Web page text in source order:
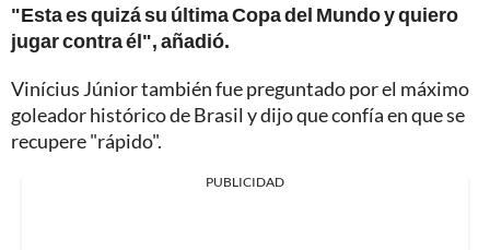
"Esta es quizá su última Copa del Mundo y quiero
jugar contra él", añadió.
Vinícius Júnior también fue preguntado por el máximo
goleador histórico de Brasil y dijo que confía en que se
recupere "rápido".
PUBLICIDAD